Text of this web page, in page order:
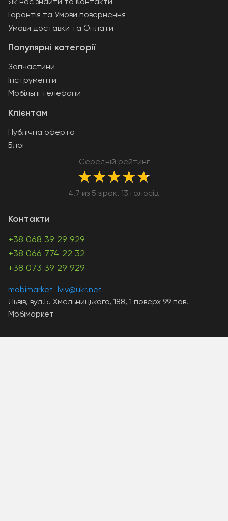
Контакти
+38 068 39 29 929
+38 066 774 22 32
+38 073 39 29 929
mobimarket_lviv@ukr.net
Львів, вул.Б. Хмельницького, 188, 1 поверх 99 пав.
Мобімаркет
Клієнтам
Публічна оферта
Блог
Середній рейтинг
★★★★★
4.7 из 5 зірок. 13 голосів.
Популярні категорії
Запчастини
Інструменти
Мобільні телефони
Як нас знайти та Контакти
Гарантія та Умови повернення
Умови доставки та Оплати